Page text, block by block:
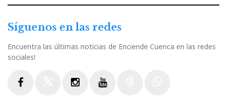
Síguenos en las redes
Encuentra las últimas noticias de Enciende Cuenca en las redes
sociales!